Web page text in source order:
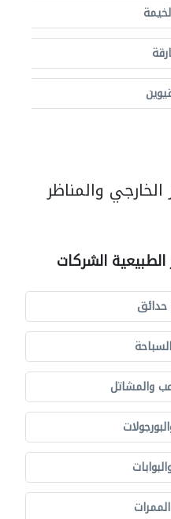
والمناظر
الطبيعية الشركات
والمشاتل